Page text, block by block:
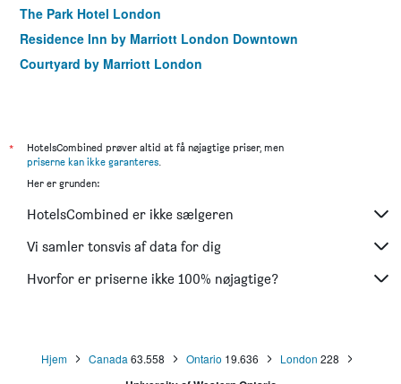
The Park Hotel London
Residence Inn by Marriott London Downtown
Courtyard by Marriott London
*
HotelsCombined prøver altid at få nøjagtige priser, men
priserne kan ikke garanteres.
Her er grunden:
HotelsCombined er ikke sælgeren
Vi samler tonsvis af data for dig
Hvorfor er priserne ikke 100% nøjagtige?
Hjem Canada 63.558 Ontario 19.636 London 228